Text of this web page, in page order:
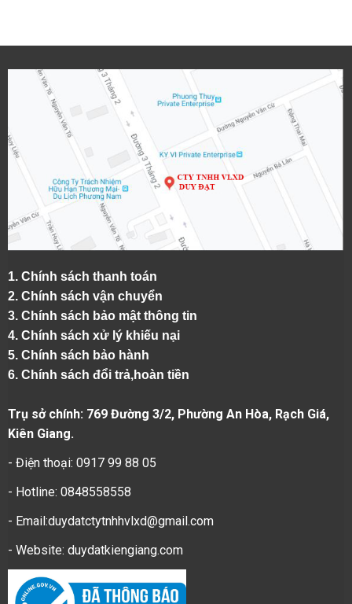
1. Chính sách thanh toán
2. Chính sách vận chuyển
3. Chính sách bảo mật thông tin
4. Chính sách xử lý khiếu nại
5. Chính sách bảo hành
6. Chính sách đổi trả,hoàn tiền
Trụ sở chính: 769 Đường 3/2, Phường An Hòa, Rạch Giá,
Kiên Giang.
- Điện thoại: 0917 99 88 05
- Hotline: 0848558558
- Email:duydatctytnhhvlxd@gmail.com
- Website: duydatkiengiang.com